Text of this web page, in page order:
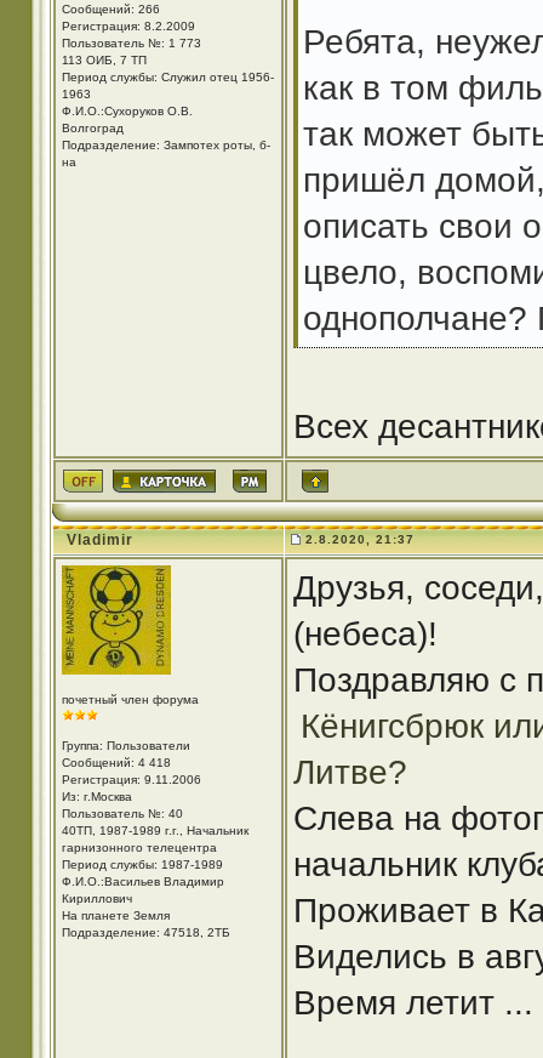
Сообщений: 266
Регистрация: 8.2.2009
Пользователь №: 1 773
113 ОИБ, 7 ТП
Период службы: Служил отец 1956-
1963
Ф.И.О.:Сухоруков О.В.
Волгоград
Подразделение: Зампотех роты, б-
на
Ребята,
как в том
так может
пришёл
описать свои
цвело,
Всех
Vladimir 2.8.2020, 21:37
почетный член форума
Группа: Пользователи
Сообщений: 4 418
Регистрация: 9.11.2006
Из: г.Москва
Пользователь №: 40
40ТП, 1987-1989 г.г., Начальник
гарнизонного телецентра
Период службы: 1987-1989
Ф.И.О.:Васильев Владимир
Кириллович
На планете Земля
Подразделение: 47518, 2ТБ
Друзья,
(небеса)!
Поздравляю с
Кёнигсбрюк
Литве?
Слева на
начальник
Проживает в
Виделись в
Время летит ...